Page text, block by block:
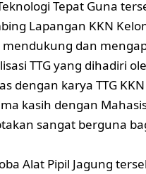
Tepat Guna
Lapangan KKN
dan
TTG yang dihadiri
dengan karya TTG
kasih dengan
sangat berguna
Alat Pipil Jagung